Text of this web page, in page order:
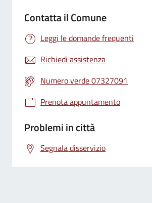
Contatta il Comune
Leggi le domande frequenti
Richiedi assistenza
Numero verde 07327091
Prenota appuntamento
Problemi in città
Segnala disservizio